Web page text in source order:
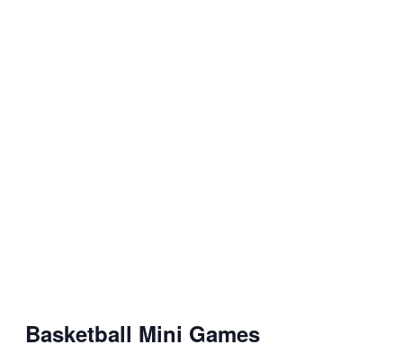
Basketball Mini Games